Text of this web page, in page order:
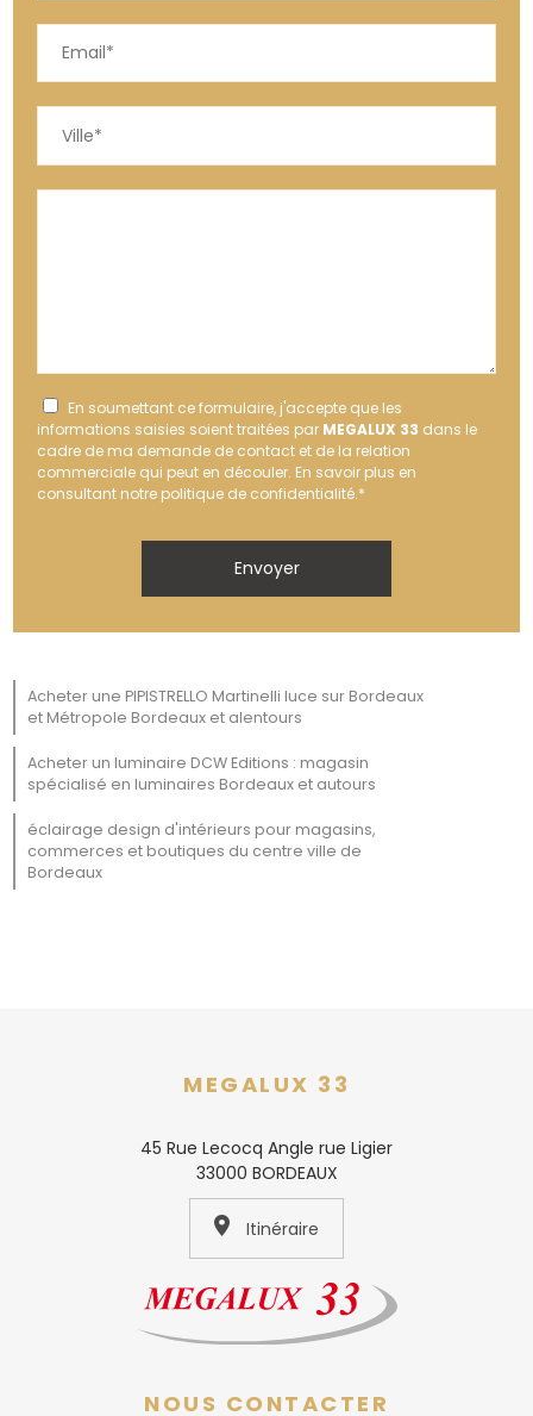
En soumettant ce formulaire, j'accepte que les
informations saisies soient traitées par MEGALUX 33 dans le
cadre de ma demande de contact et de la relation
commerciale qui peut en découler. En savoir plus en
consultant notre politique de confidentialité.*
Acheter une PIPISTRELLO Martinelli luce sur Bordeaux
et Métropole Bordeaux et alentours
Acheter un luminaire DCW Editions : magasin
spécialisé en luminaires Bordeaux et autours
éclairage design d'intérieurs pour magasins,
commerces et boutiques du centre ville de
Bordeaux
MEGALUX 33
45 Rue Lecocq Angle rue Ligier
33000 BORDEAUX
Itinéraire
NOUS CONTACTER